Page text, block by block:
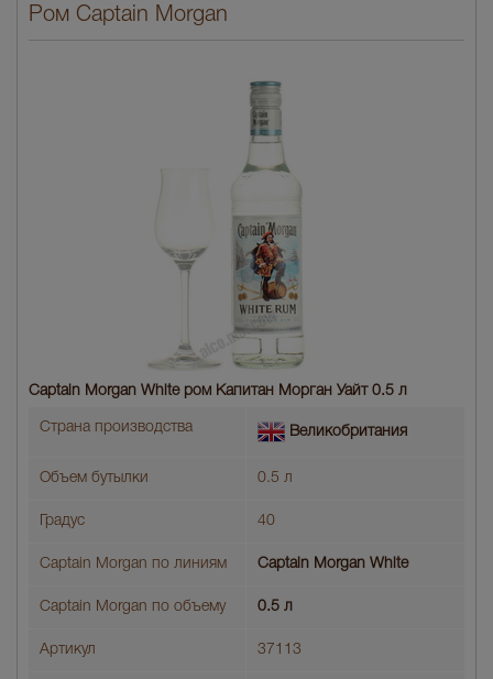
Ром Captain Morgan
Captain Morgan White ром Капитан Морган Уайт 0.5 л
Страна производства Великобритания
Объем бутылки 0.5 л
Градус 40
Captain Morgan по линиям Captain Morgan White
Captain Morgan по объему 0.5 л
Артикул 37113